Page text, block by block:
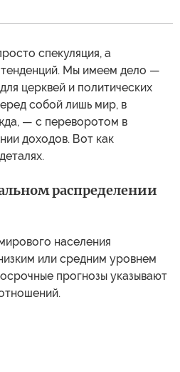
спекуляция, а
тенденций. Мы имеем дело —
церквей и политических
собой лишь мир, в
— с переворотом в
доходов. Вот как
распределении
населения
или средним уровнем
прогнозы указывают